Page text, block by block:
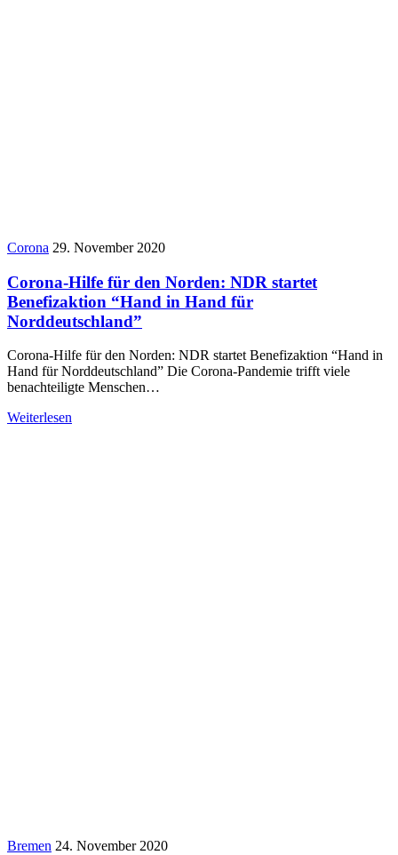
Corona 29. November 2020
Corona-Hilfe für den Norden: NDR startet
Benefizaktion “Hand in Hand für
Norddeutschland”
Corona-Hilfe für den Norden: NDR startet Benefizaktion “Hand in
Hand für Norddeutschland” Die Corona-Pandemie trifft viele
benachteiligte Menschen…
Weiterlesen
Bremen 24. November 2020